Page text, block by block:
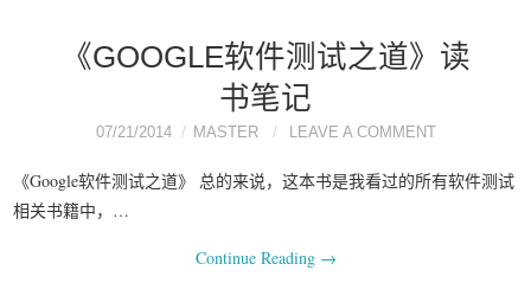
《GOOGLE软件测试之道》读
书笔记
07/21/2014 MASTER LEAVE A COMMENT
《Google软件测试之道》 总的来说，这本书是我看过的所有软件测试
相关书籍中，…
Continue Reading →